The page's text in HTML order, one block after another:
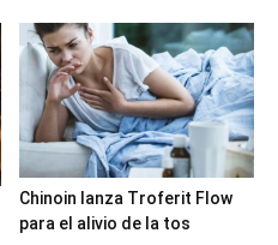
Chinoin lanza Troferit Flow
para el alivio de la tos